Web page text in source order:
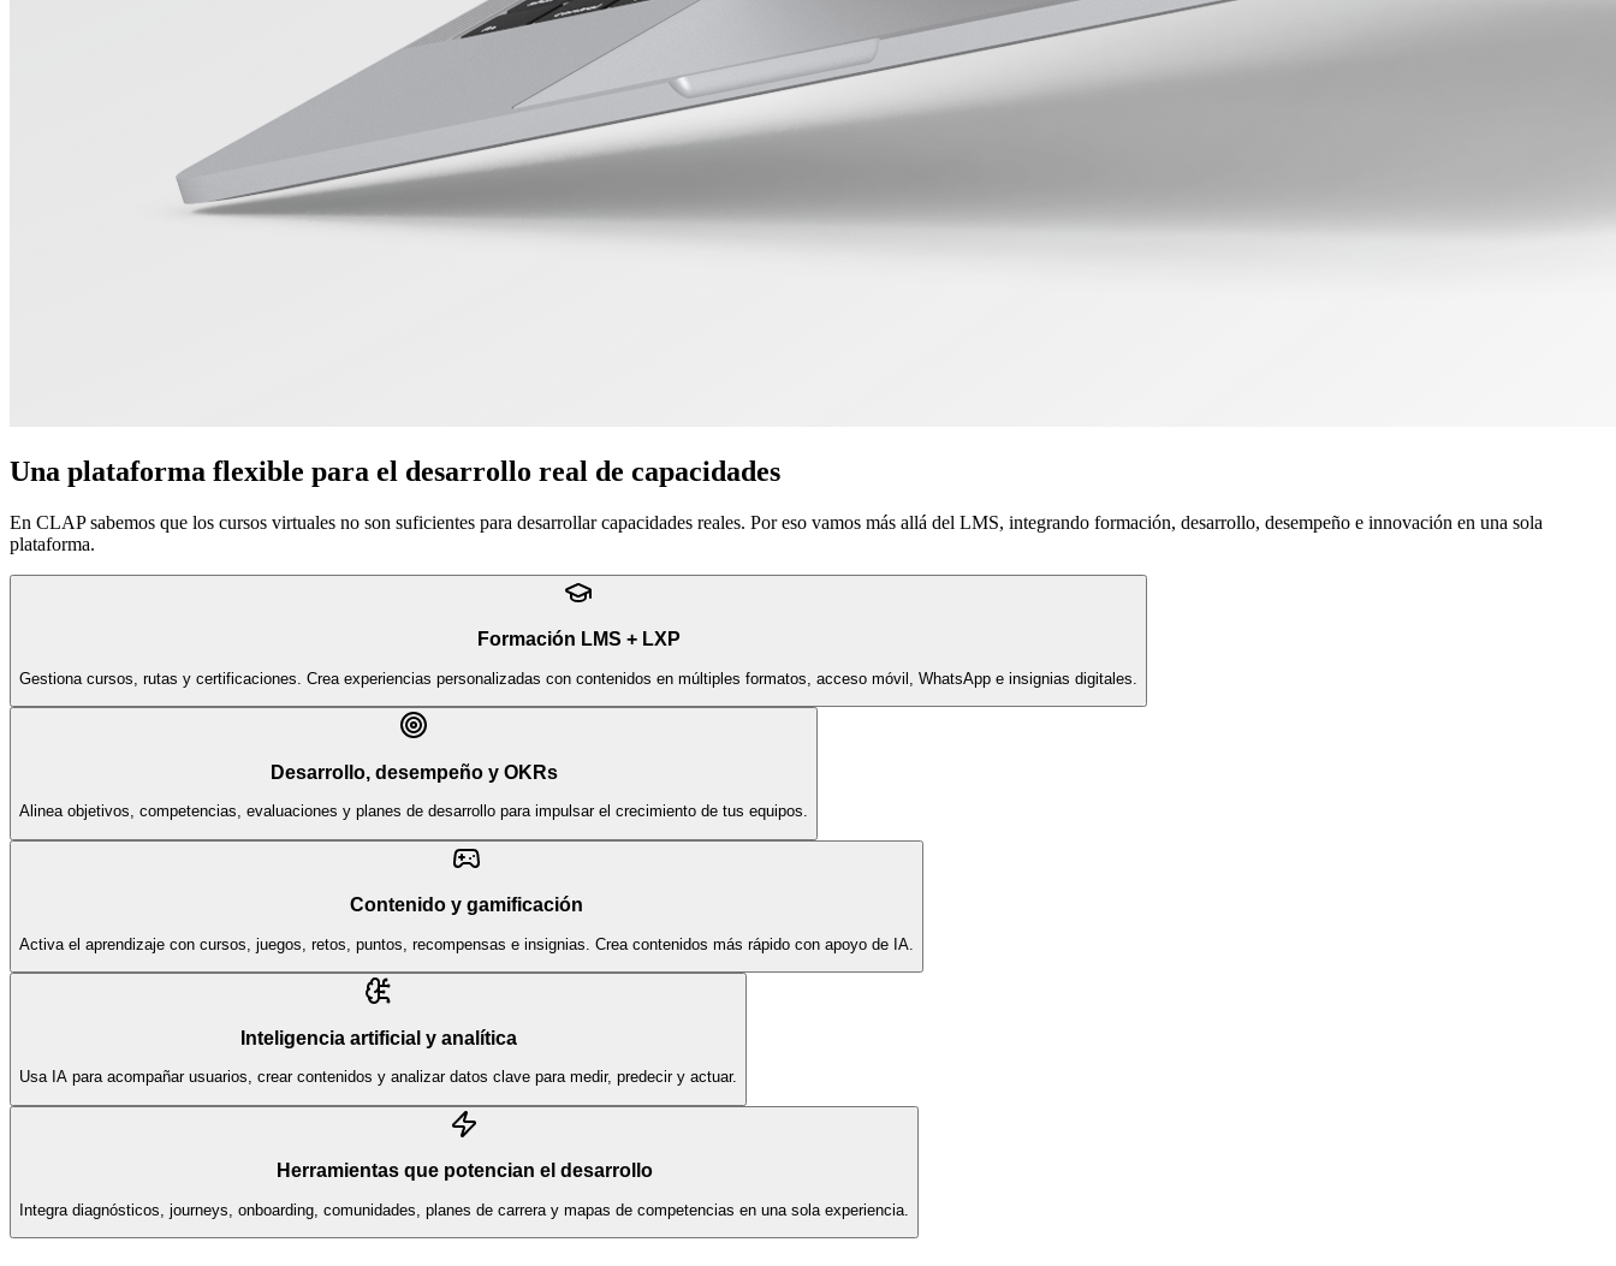
Una plataforma flexible para el desarrollo real de capacidades
En CLAP sabemos que los cursos virtuales no son suficientes para desarrollar capacidades reales. Por eso vamos más allá del LMS, integrando formación, desarrollo, desempeño e innovación en una sola
plataforma.
Formación LMS + LXP
Gestiona cursos, rutas y certificaciones. Crea experiencias personalizadas con contenidos en múltiples formatos, acceso móvil, WhatsApp e insignias digitales.
Desarrollo, desempeño y OKRs
Alinea objetivos, competencias, evaluaciones y planes de desarrollo para impulsar el crecimiento de tus equipos.
Contenido y gamificación
Activa el aprendizaje con cursos, juegos, retos, puntos, recompensas e insignias. Crea contenidos más rápido con apoyo de IA.
Inteligencia artificial y analítica
Usa IA para acompañar usuarios, crear contenidos y analizar datos clave para medir, predecir y actuar.
Herramientas que potencian el desarrollo
Integra diagnósticos, journeys, onboarding, comunidades, planes de carrera y mapas de competencias en una sola experiencia.